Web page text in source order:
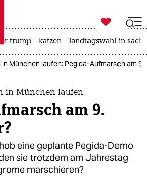
taz zahl ich
zahl ich

taz zahl ich
trump katzen landtagswahl in
München laufen: Pegida-Aufmarsch am 9.
in München laufen
am 9.
eine geplante Pegida-Demo
sie trotzdem am Jahrestag
marschieren?